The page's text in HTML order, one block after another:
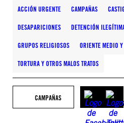
ACCIÓN URGENTE CAMPAÑAS
DESAPARICIONES DETENCIÓN
GRUPOS RELIGIOSOS ORIENTE MEDIO
TORTURA Y OTROS MALOS TRATOS
CAMPAÑAS